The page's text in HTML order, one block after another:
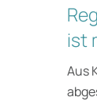
ist
Aus